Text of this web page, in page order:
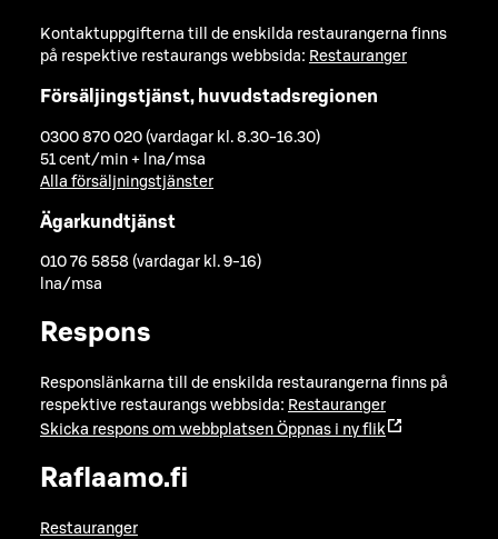
Kontaktuppgifterna till de enskilda restaurangerna finns
på respektive restaurangs webbsida: Restauranger
Försäljingstjänst, huvudstadsregionen
0300 870 020 (vardagar kl. 8.30-16.30)
51 cent/min + lna/msa
Alla försäljningstjänster
Ägarkundtjänst
010 76 5858 (vardagar kl. 9-16)
lna/msa
Respons
Responslänkarna till de enskilda restaurangerna finns på
respektive restaurangs webbsida: Restauranger
Skicka respons om webbplatsen Öppnas i ny flik
Raflaamo.fi
Restauranger